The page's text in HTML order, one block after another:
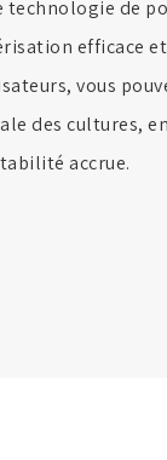
technologie de
efficace
vous
des cultures,
accrue.